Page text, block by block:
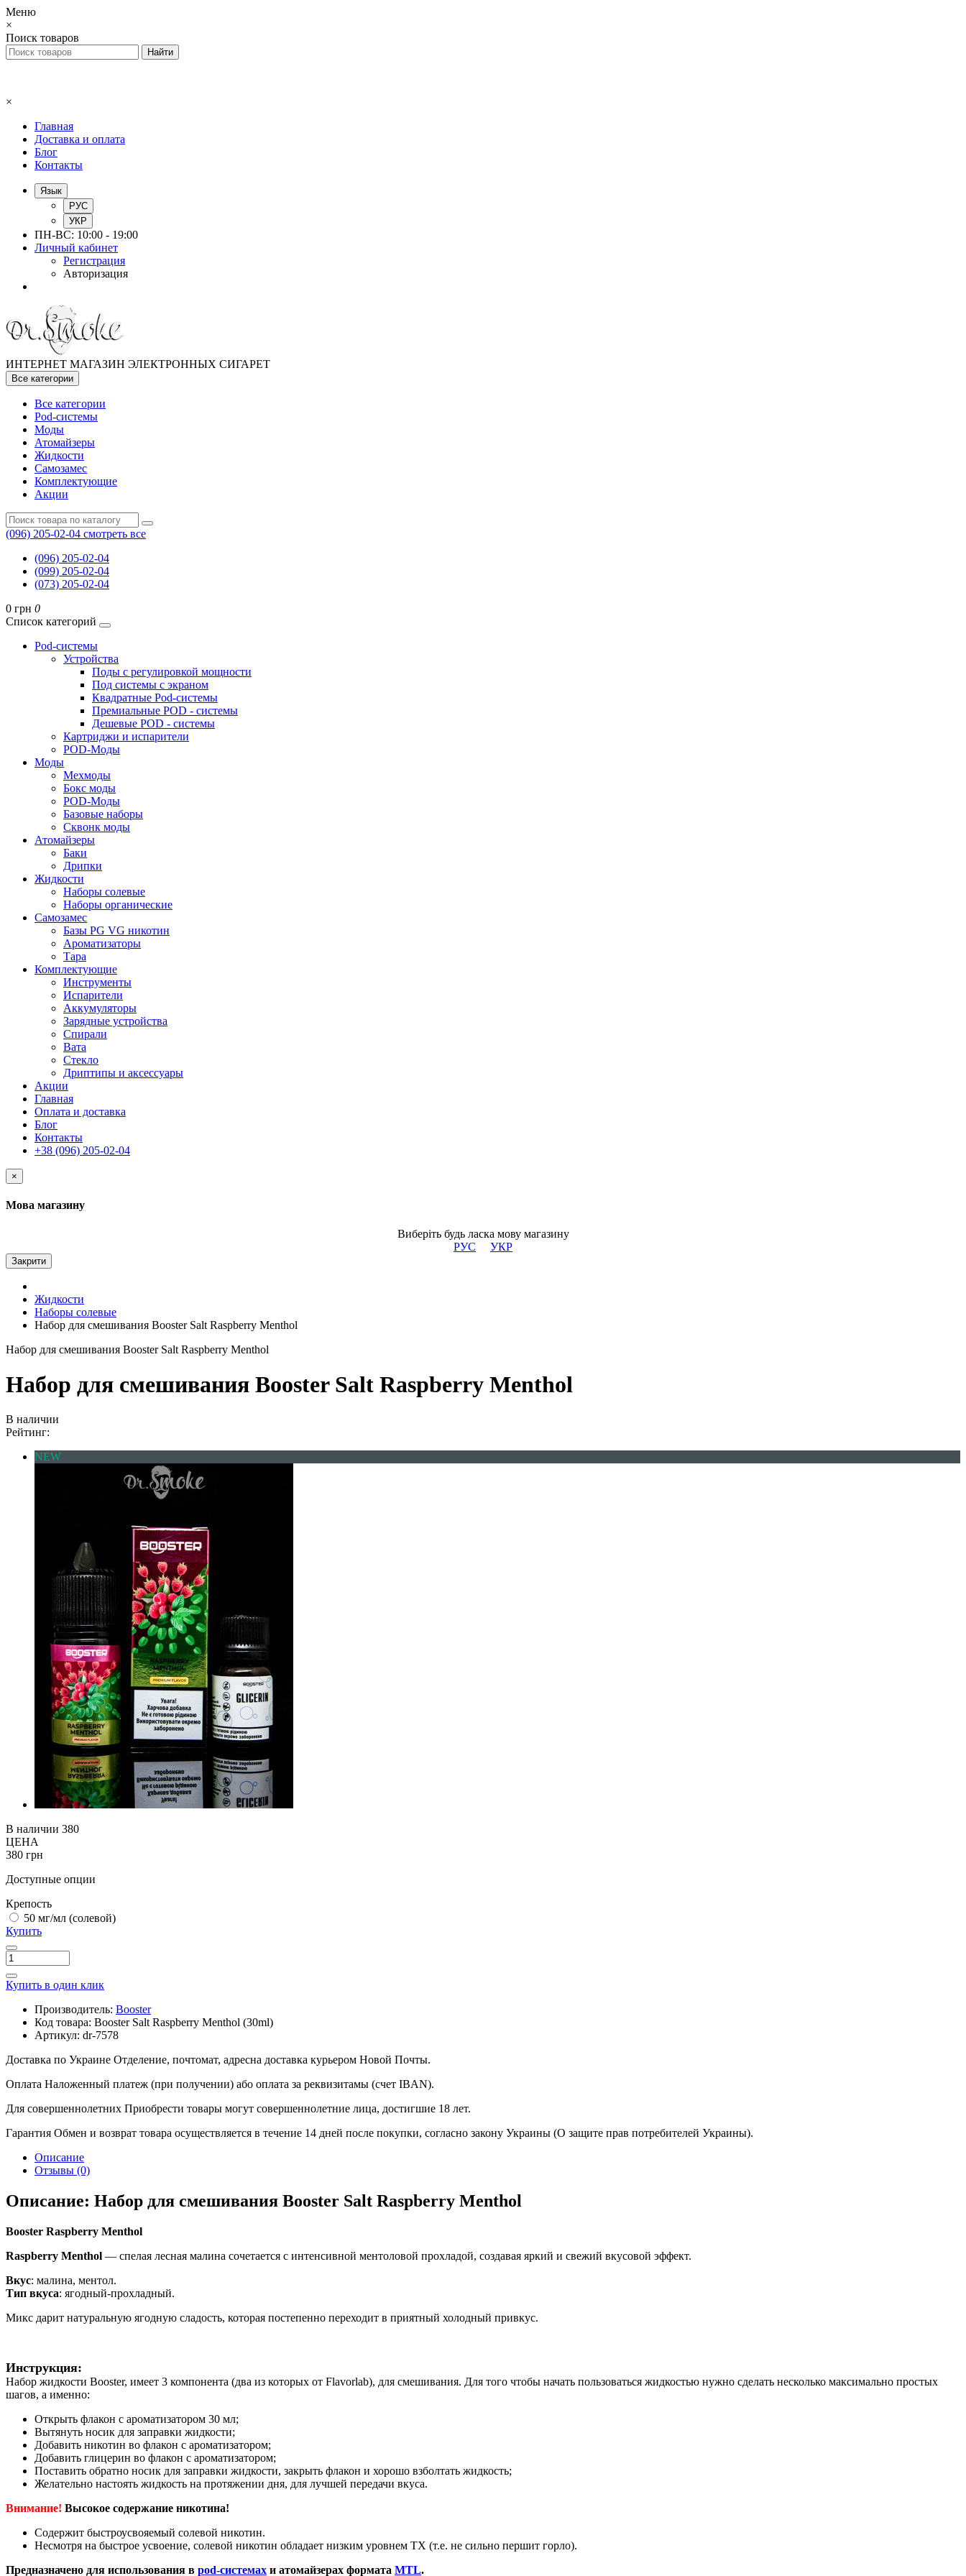
Меню
×
Поиск товаров
×
Главная
Доставка и оплата
Блог
Контакты
Язык
РУС
УКР
ПН-ВС: 10:00 - 19:00
Личный кабинет
Регистрация
Авторизация
ИНТЕРНЕТ МАГАЗИН ЭЛЕКТРОННЫХ СИГАРЕТ
Все категории
Все категории
Pod-системы
Моды
Атомайзеры
Жидкости
Самозамес
Комплектующие
Акции
(096) 205-02-04 смотреть все
(096) 205-02-04
(099) 205-02-04
(073) 205-02-04
0 грн 0
Список категорий
Pod-системы
Устройства
Поды с регулировкой мощности
Под системы с экраном
Квадратные Pod-системы
Премиальные POD - системы
Дешевые POD - системы
Картриджи и испарители
POD-Моды
Моды
Мехмоды
Бокс моды
POD-Моды
Базовые наборы
Сквонк моды
Атомайзеры
Баки
Дрипки
Жидкости
Наборы солевые
Наборы органические
Самозамес
Базы PG VG никотин
Ароматизаторы
Тара
Комплектующие
Инструменты
Испарители
Аккумуляторы
Зарядные устройства
Спирали
Вата
Стекло
Дриптипы и аксессуары
Акции
Главная
Оплата и доставка
Блог
Контакты
+38 (096) 205-02-04
×
Мова магазину
Виберіть будь ласка мову магазину
РУС
УКР
Закрити
Жидкости
Наборы солевые
Набор для смешивания Booster Salt Raspberry Menthol
Набор для смешивания Booster Salt Raspberry Menthol
Набор для смешивания Booster Salt Raspberry Menthol
В наличии
Рейтинг:
NEW
В наличии 380
ЦЕНА
380 грн
Доступные опции
Крепость
50 мг/мл (солевой)
Купить
Купить в один клик
Производитель: Booster
Код товара: Booster Salt Raspberry Menthol (30ml)
Артикул: dr-7578
Доставка по Украине Отделение, почтомат, адресна доставка курьером Новой Почты.
Оплата Наложенный платеж (при получении) або оплата за реквизитамы (счет IBAN).
Для совершеннолетних Приобрести товары могут совершеннолетние лица, достигшие 18 лет.
Гарантия Обмен и возврат товара осуществляется в течение 14 дней после покупки, согласно закону Украины (О защите прав потребителей Украины).
Описание
Отзывы (0)
Описание: Набор для смешивания Booster Salt Raspberry Menthol
Booster Raspberry Menthol
Raspberry Menthol — спелая лесная малина сочетается с интенсивной ментоловой прохладой, создавая яркий и свежий вкусовой эффект.
Вкус: малина, ментол.
Тип вкуса: ягодный-прохладный.
Микс дарит натуральную ягодную сладость, которая постепенно переходит в приятный холодный привкус.
Инструкция:
Набор жидкости Booster, имеет 3 компонента (два из которых от Flavorlab), для смешивания. Для того чтобы начать пользоваться жидкостью нужно сделать несколько максимально простых
шагов, а именно:
Открыть флакон с ароматизатором 30 мл;
Вытянуть носик для заправки жидкости;
Добавить никотин во флакон с ароматизатором;
Добавить глицерин во флакон с ароматизатором;
Поставить обратно носик для заправки жидкости, закрыть флакон и хорошо взболтать жидкость;
Желательно настоять жидкость на протяжении дня, для лучшей передачи вкуса.
Внимание! Высокое содержание никотина!
Содержит быстроусвояемый солевой никотин.
Несмотря на быстрое усвоение, солевой никотин обладает низким уровнем ТХ (т.е. не сильно першит горло).
Предназначено для использования в pod-системах и атомайзерах формата MTL.